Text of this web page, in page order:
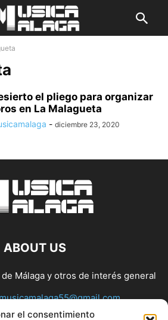
el consentimiento
el pliego para organizar
en La Malagueta
- diciembre 23, 2020
ABOUT US
Málaga y otros de interés general